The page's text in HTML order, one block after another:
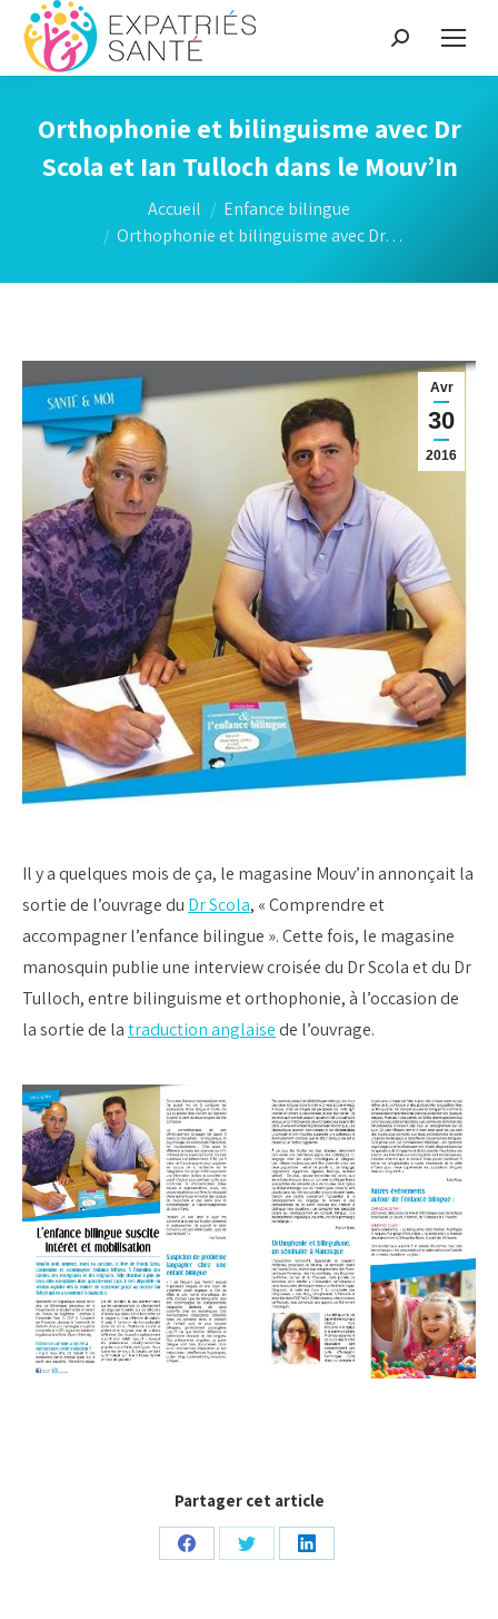
Recherche
:
Orthophonie et bilinguisme avec Dr
Scola et Ian Tulloch dans le Mouv’In
Accueil
Enfance bilingue
Orthophonie et bilinguisme avec Dr…
Avr
30
2016
Il y a quelques mois de ça, le magasine Mouv’in annonçait la
sortie de l’ouvrage du Dr Scola, « Comprendre et
accompagner l’enfance bilingue ». Cette fois, le magasine
manosquin publie une interview croisée du Dr Scola et du Dr
Tulloch, entre bilinguisme et orthophonie, à l’occasion de
la sortie de latraduction anglaisede l’ouvrage.
Partager cet article
PartagerPartagerPartager